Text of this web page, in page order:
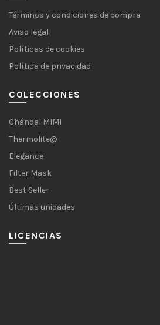
Términos y condiciones de compra
Aviso legal
Políticas de cookies
Política de privacidad
COLECCIONES
Chándal MIMI
Thermolite@
Elegance
Filter Mask
Best Seller
Últimas unidades
LICENCIAS